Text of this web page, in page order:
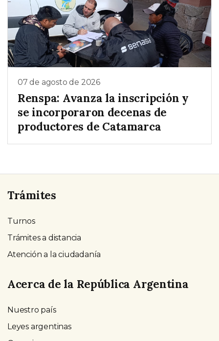
07 de agosto de 2026
Renspa: Avanza la inscripción y
se incorporaron decenas de
productores de Catamarca
Trámites
Turnos
Trámites a distancia
Atención a la ciudadanía
Acerca de la República Argentina
Nuestro país
Leyes argentinas